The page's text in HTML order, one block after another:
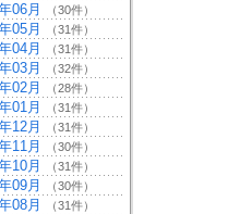
06月 （30件）
05月 （31件）
04月 （31件）
03月 （32件）
02月 （28件）
01月 （31件）
12月 （31件）
11月 （30件）
10月 （31件）
09月 （30件）
08月 （31件）